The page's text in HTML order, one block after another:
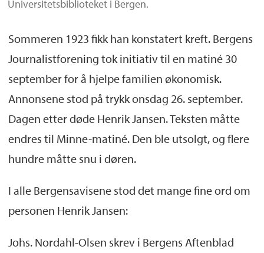
Universitetsbiblioteket i Bergen.
Sommeren 1923 fikk han konstatert kreft. Bergens
Journalistforening tok initiativ til en matiné 30
september for å hjelpe familien økonomisk.
Annonsene stod på trykk onsdag 26. september.
Dagen etter døde Henrik Jansen. Teksten måtte
endres til Minne-matiné. Den ble utsolgt, og flere
hundre måtte snu i døren.
I alle Bergensavisene stod det mange fine ord om
personen Henrik Jansen:
Johs. Nordahl-Olsen skrev i Bergens Aftenblad